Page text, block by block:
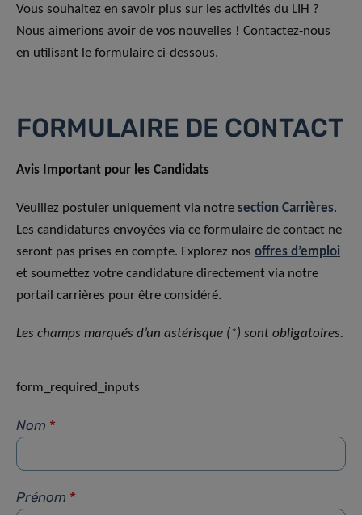
Vous souhaitez en savoir plus sur les activités du LIH ?
Nous aimerions avoir de vos nouvelles ! Contactez-nous
en utilisant le formulaire ci-dessous.
FORMULAIRE DE CONTACT
Avis Important pour les Candidats
Veuillez postuler uniquement via notre section Carrières.
Les candidatures envoyées via ce formulaire de contact ne
seront pas prises en compte. Explorez nos offres d’emploi
et soumettez votre candidature directement via notre
portail carrières pour être considéré.
Les champs marqués d’un astérisque (*) sont obligatoires.
form_required_inputs
Nom *
Prénom *